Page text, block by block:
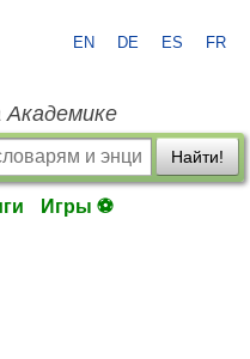
EN DE ES FR
Академике
Найти!
Игры ⚽